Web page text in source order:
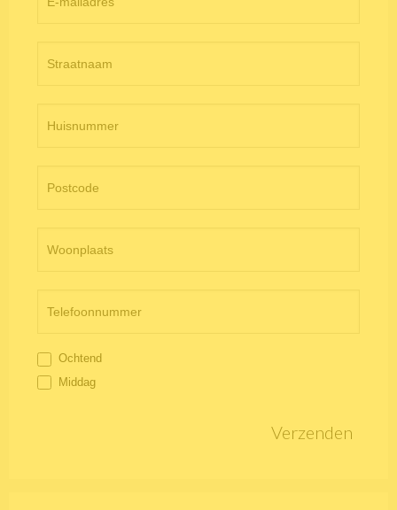
Ochtend
Middag
Verzenden